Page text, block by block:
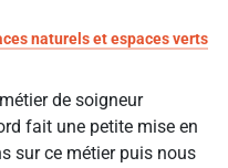
naturels et espaces verts
de soigneur
fait une petite mise en
sur ce métier puis nous